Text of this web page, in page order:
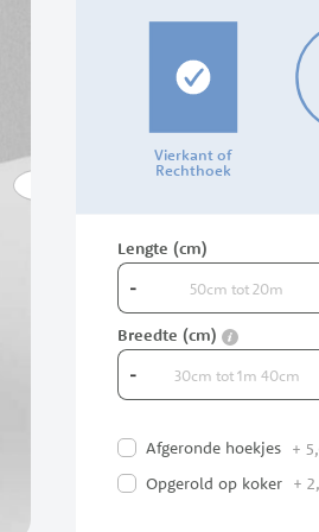
Vierkant of
Rechthoek
Lengte (cm)
-
Breedte (cm) info
-
Afgeronde hoekjes + 5,
Opgerold op koker + 2,